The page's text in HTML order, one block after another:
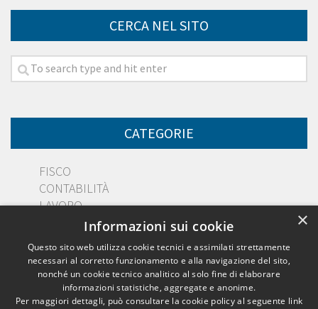
CERCA NEL SITO
CATEGORIE
FISCO
CONTABILITÀ
LAVORO
×
Informazioni sui cookie
Questo sito web utilizza cookie tecnici e assimilati strettamente
necessari al corretto funzionamento e alla navigazione del sito,
nonché un cookie tecnico analitico al solo fine di elaborare
informazioni statistiche, aggregate e anonime.
Per maggiori dettagli, può consultare la cookie policy al seguente link